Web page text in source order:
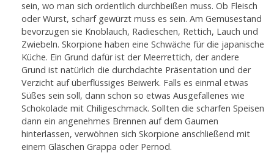
sein, wo man sich ordentlich durchbeißen muss. Ob Fleisch
oder Wurst, scharf gewürzt muss es sein. Am Gemüsestand
bevorzugen sie Knoblauch, Radieschen, Rettich, Lauch und
Zwiebeln. Skorpione haben eine Schwäche für die japanische
Küche. Ein Grund dafür ist der Meerrettich, der andere
Grund ist natürlich die durchdachte Präsentation und der
Verzicht auf überflüssiges Beiwerk. Falls es einmal etwas
Süßes sein soll, dann schon so etwas Ausgefallenes wie
Schokolade mit Chiligeschmack. Sollten die scharfen Speisen
dann ein angenehmes Brennen auf dem Gaumen
hinterlassen, verwöhnen sich Skorpione anschließend mit
einem Gläschen Grappa oder Pernod.